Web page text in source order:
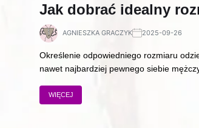
Jak dobrać idealny
AGNIESZKA GRACZYK 2025-09-26
Określenie odpowiedniego rozmiaru
nawet najbardziej pewnego siebie
WIĘCEJ